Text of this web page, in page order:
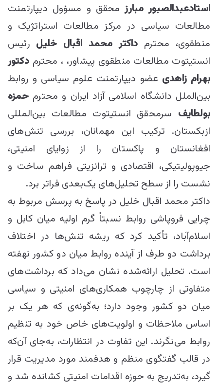
استادعبدالصبور مبارزمحقق و مسؤول دیپارتمنت
مطالعات سیاسی در مرکز مطالعات استراتژیک و
منطقوی، محترم داکتر محمد اقبال خلیل رئیس
انستیتوت مطالعات منطقوی پیشاور، ، محترم دکتور
بهرام زاهدی عضو دیپارتمنت علوم سیاسی و روابط
بین‌الملل دانشگاه اسلامی آزاد ایران و محترمحمزه
بولطایف سرمحقق انستیتوت مطالعات بین‌المللی
ازبکستان. ترکیب این مهمانان، بررسی تنش‌های
افغانستان و پاکستان را از زوایای امنیتی،
جیوپولیتیکی، اقتصادی و ترانزیتی فراهم ساخت و
نشست را از سطح تحلیل‌های یک‌بعدی فراتر برد.
داکتر محمد اقبال خلیل در پاسخ به پرسش مربوط به
چرایی فروپاشی روابط نسبتاً گرم اولیه میان کابل و
اسلام‌آباد، تأکید کرد که ریشه تنش‌ها در اختلاف
برداشت دو طرف از آینده روابط میان دو کشور نهفته
است. تحلیل ارائه‌شده نشان می‌داد که برداشت‌های
متفاوتی از چارچوب همکاری‌های امنیتی و سیاسی
میان دو کشور وجود دارد؛ به‌گونه‌ی که هر یک بر
اساس ملاحظات و اولویت‌های خاص خود به تنظیم
روابط می‌نگرند. این تفاوت در انتظارات، به‌جای آن‌که
در قالب گفتگوی منظم و هدفمند مورد مدیریت قرار
گیرد، به‌تدریج به حوزه اقدامات امنیتی کشانده شد و